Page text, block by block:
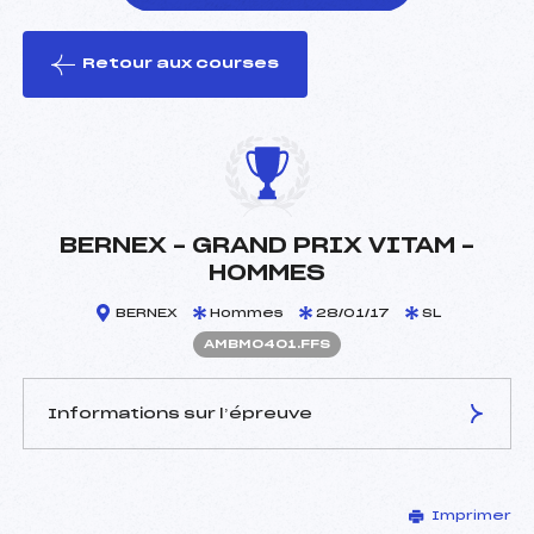
le ski
Retour aux courses
BERNEX – GRAND PRIX VITAM –
HOMMES
BERNEX Hommes 28/01/17 SL
AMBM0401.FFS
Informations sur l’épreuve
CHAMBAT SEBASTIEN
Imprimer